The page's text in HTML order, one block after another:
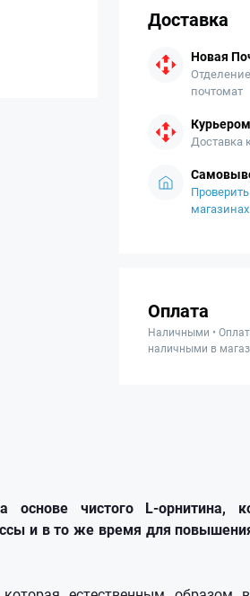
Доставка
Новая
почтомат
Доставка
магазинах
Оплата
Наличными •
наличными в
чистого L-орнитина,
и в то же время для